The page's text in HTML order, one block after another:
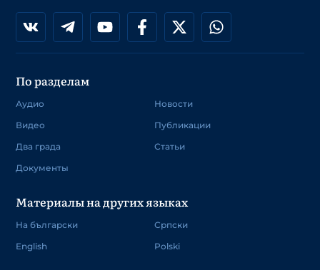
По разделам
Аудио
Видео
Два града
Документы
Новости
Публикации
Статьи
Материалы на других языках
На български
English
Српски
Polski